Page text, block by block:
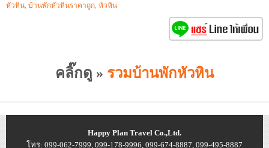
หัวหิน, บ้านพักหัวหินราคาถูก, หัวหิน
คลิ๊กดู » รวมบ้านพักหัวหิน
Happy Plan Travel Co.,Ltd.
โทร: 099-062-7999, 099-178-9996, 099-674-8887, 099-495-8887